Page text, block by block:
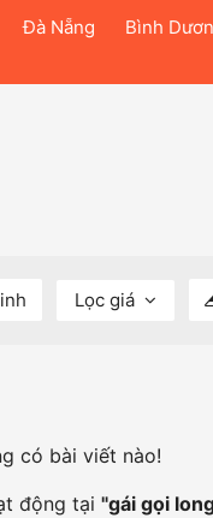
Đà Nẵng Bình
Lọc giá
có bài viết nào!
động tại "gái gọi